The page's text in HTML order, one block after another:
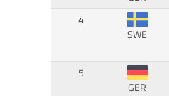
4
SWE
5
GER